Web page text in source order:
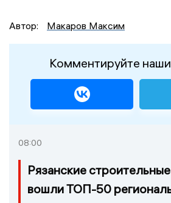
Автор: Макаров Максим
Комментируйте
08:00
Рязанские
вошли ТОП-50